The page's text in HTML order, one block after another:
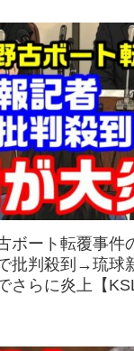
ボート転覆事件
批判殺到→琉球
さらに炎上【